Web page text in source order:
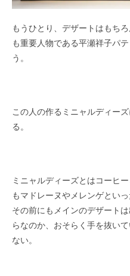
もうひとり、デザートはもち
も重要人物である平瀬祥子パ
う。
この人の作るミニャルディー
る。
ミニャルディーズとはコーヒ
もマドレーヌやメレンゲとい
その前にもメインのデザート
らなのか、おそらく手を抜い
ない。